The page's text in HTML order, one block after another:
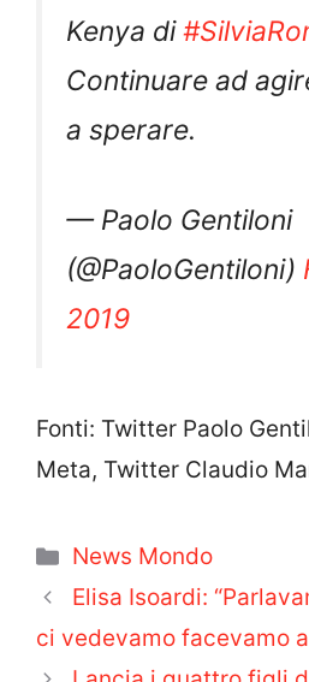
Kenya di
Continuare ad
a sperare.
— Paolo Gentiloni
(@PaoloGentiloni)
2019
Fonti: Twitter Paolo
Meta, Twitter Claudio
Categorie
News Mondo
Elisa Isoardi:
ci vedevamo facevamo